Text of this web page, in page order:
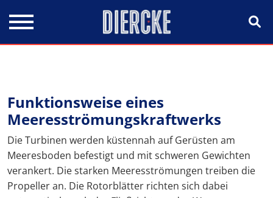
Funktionsweise eines
Meeresströmungskraftwerks
Die Turbinen werden küstennah auf Gerüsten am
Meeresboden befestigt und mit schweren Gewichten
verankert. Die starken Meeresströmungen treiben die
Propeller an. Die Rotorblätter richten sich dabei